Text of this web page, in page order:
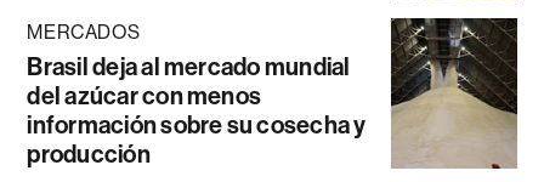
MERCADOS
Brasil deja al mercado mundial
del azúcar con menos
información sobre su cosecha y
producción